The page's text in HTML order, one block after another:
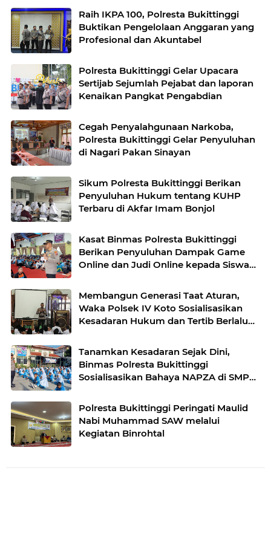
Raih IKPA 100, Polresta Bukittinggi
Buktikan Pengelolaan Anggaran yang
Profesional dan Akuntabel
Polresta Bukittinggi Gelar Upacara
Sertijab Sejumlah Pejabat dan laporan
Kenaikan Pangkat Pengabdian
Cegah Penyalahgunaan Narkoba,
Polresta Bukittinggi Gelar Penyuluhan
di Nagari Pakan Sinayan
Sikum Polresta Bukittinggi Berikan
Penyuluhan Hukum tentang KUHP
Terbaru di Akfar Imam Bonjol
Kasat Binmas Polresta Bukittinggi
Berikan Penyuluhan Dampak Game
Online dan Judi Online kepada Siswa
Membangun Generasi Taat Aturan,
Waka Polsek IV Koto Sosialisasikan
Kesadaran Hukum dan Tertib Berlalu
Tanamkan Kesadaran Sejak Dini,
Binmas Polresta Bukittinggi
Sosialisasikan Bahaya NAPZA di SMPN
Polresta Bukittinggi Peringati Maulid
Nabi Muhammad SAW melalui
Kegiatan Binrohtal